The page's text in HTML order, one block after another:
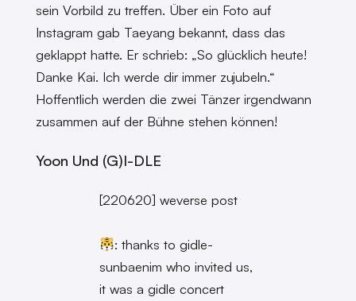
sein Vorbild zu treffen. Über ein Foto auf
Instagram gab Taeyang bekannt, dass das
geklappt hatte. Er schrieb: „So glücklich heute!
Danke Kai. Ich werde dir immer zujubeln.“
Hoffentlich werden die zwei Tänzer irgendwann
zusammen auf der Bühne stehen können!
Yoon Und (G)I-DLE
[220620] weverse post
: thanks to gidle-
sunbaenim who invited us,
it was a gidle concert